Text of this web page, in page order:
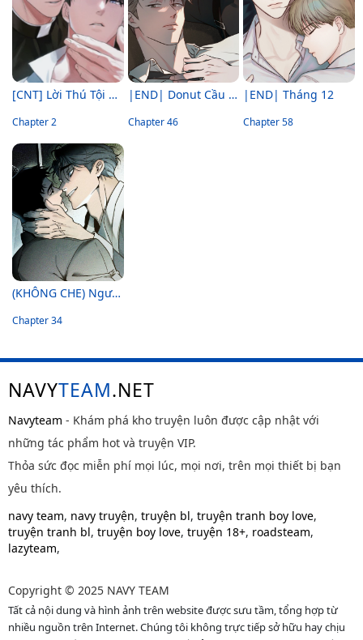
[CNT] Lời Thú Tội Cấm Kị
Chapter 2
|END| Donut Cầu Vồng
Chapter 46
|END| Tháng 12
Chapter 58
(KHÔNG CHE) Người Chồng Hiến Tế
Chapter 34
NAVYTEAM.NET
Navyteam - Khám phá kho truyện luôn được cập nhật với
những tác phẩm hot và truyện VIP.
Thỏa sức đọc miễn phí mọi lúc, mọi nơi, trên mọi thiết bị bạn
yêu thích.
navy team, navy truyện, truyện bl, truyện tranh boy love,
truyện tranh bl, truyện boy love, truyện 18+, roadsteam,
lazyteam,
Copyright © 2025 NAVY TEAM
Tất cả nội dung và hình ảnh trên website được sưu tầm, tổng hợp từ
nhiều nguồn trên Internet. Chúng tôi không trực tiếp sở hữu hay chịu